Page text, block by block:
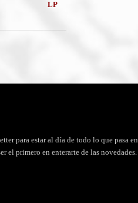
para estar al día de todo lo que pasa en
el primero en enterarte de las novedades.